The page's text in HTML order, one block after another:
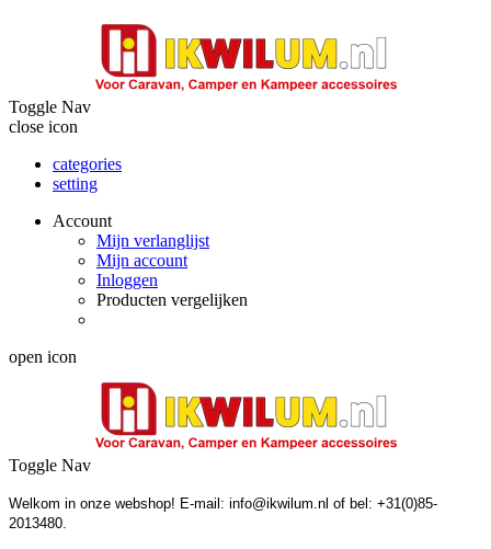
Toggle Nav
close icon
categories
setting
Account
Mijn verlanglijst
Mijn account
Inloggen
Producten vergelijken
open icon
Toggle Nav
Welkom in onze webshop! E-mail: info@ikwilum.nl of bel: +31(0)85-
2013480.